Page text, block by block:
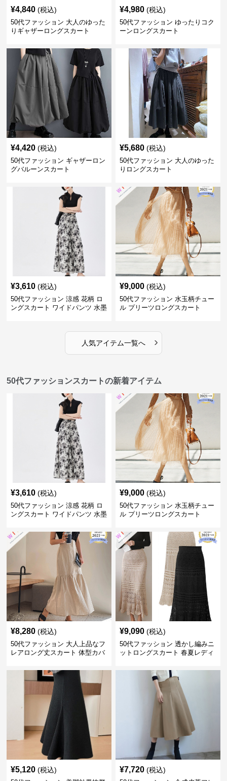
¥4,840 (税込)
50代ファッション 大人のゆった
りギャザーロングスカート
¥4,980 (税込)
50代ファッション ゆったりコク
ーンロングスカート
¥4,420 (税込)
50代ファッション ギャザーロン
グバルーンスカート
¥5,680 (税込)
50代ファッション 大人のゆった
りロングスカート
¥3,610 (税込)
50代ファッション 涼感 花柄 ロ
ングスカート ワイドパンツ 水墨
¥9,000 (税込)
50代ファッション 水玉柄チュー
ル プリーツロングスカート
人気アイテム一覧へ ›
50代ファッションスカートの新着アイテム
¥3,610 (税込)
50代ファッション 涼感 花柄 ロ
ングスカート ワイドパンツ 水墨
¥9,000 (税込)
50代ファッション 水玉柄チュー
ル プリーツロングスカート
¥8,280 (税込)
50代ファッション 大人上品なフ
レアロング丈スカート 体型カバ
¥9,090 (税込)
50代ファッション 透かし編みニ
ットロングスカート 春夏レディ
¥5,120 (税込) ¥7,720 (税込)